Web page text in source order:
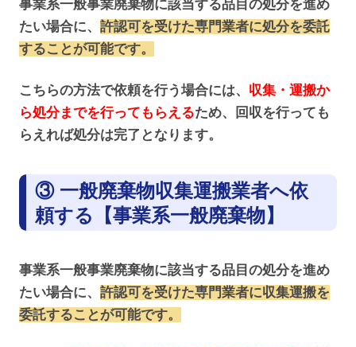
事業系一般事業廃棄物に該当する品目の処分を進め
たい場合に、 許認可を受けた専門業者に処分を委託
することが可能です。
こちらの方法で依頼を行う場合には、 収集・運搬か
ら処分までを行ってもらえるため、回収を行っても
らえれば処分は完了となります。
③ 一般廃棄物収集運搬業者へ依
頼する【事業系一般廃棄物】
事業系一般事業廃棄物に該当する品目の処分を進め
たい場合に、 許認可を受けた専門業者に収集運搬を
委託することが可能です。